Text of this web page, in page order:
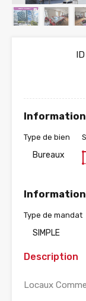
Type de bien
Bureaux
Type de mandat
SIMPLE
Description
Locaux